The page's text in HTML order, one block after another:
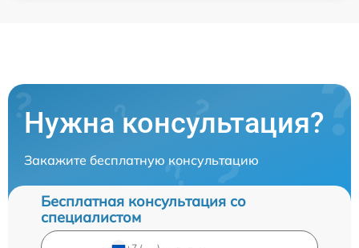
Нужна консультация?
Закажите бесплатную консультацию
Бесплатная консультация со
специалистом